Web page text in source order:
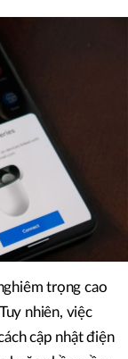
trọng cao
nhiên, việc
cập nhật điện